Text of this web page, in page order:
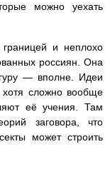
можно уехать
и неплохо
россиян. Она
— вполне. Идеи
сложно вообще
её учения. Там
заговора, что
может строить